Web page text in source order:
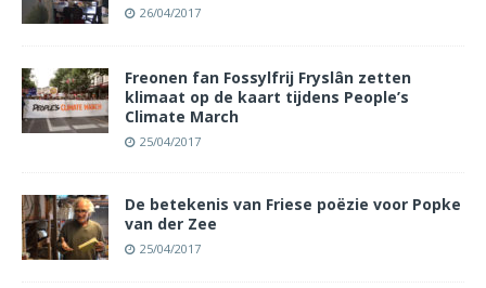
26/04/2017
Freonen fan Fossylfrij Fryslân zetten
klimaat op de kaart tijdens People’s
Climate March
25/04/2017
De betekenis van Friese poëzie voor Popke
van der Zee
25/04/2017